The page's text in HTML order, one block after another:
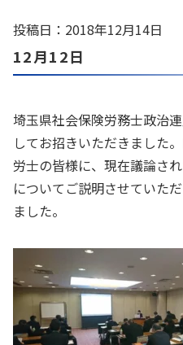
投稿日：2018年12月14日
12月12日
埼玉県社会保険労務士政治
してお招きいただきました
労士の皆様に、現在議論さ
についてご説明させていた
ました。